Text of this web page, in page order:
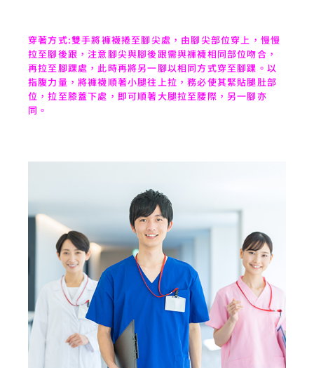
穿著方式:雙手將褲襪捲至腳尖處，由腳尖部位穿上，慢慢
拉至腳後跟，注意腳尖與腳後跟需與褲襪相同部位吻合，
再拉至腳踝處，此時再將另一腳以相同方式穿至腳踝。以
指腹力量，將褲襪順著小腿往上拉，務必使其緊貼腿肚部
位，拉至膝蓋下處，即可順著大腿拉至腰際，另一腳亦
同。